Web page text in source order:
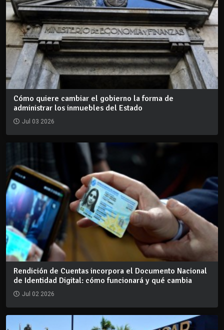
Cómo quiere cambiar el gobierno la forma de
administrar los inmuebles del Estado
Jul 03 2026
Rendición de Cuentas incorpora el Documento Nacional
de Identidad Digital: cómo funcionará y qué cambia
Jul 02 2026